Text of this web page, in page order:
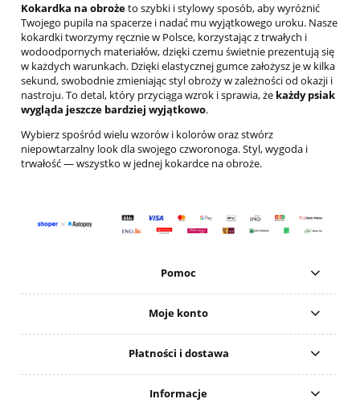
Kokardka na obrożeto szybki i stylowy sposób, aby wyróżnić
Twojego pupila na spacerze i nadać mu wyjątkowego uroku. Nasze
kokardki tworzymy ręcznie w Polsce, korzystając z trwałych i
wodoodpornych materiałów, dzięki czemu świetnie prezentują się
w każdych warunkach. Dzięki elastycznej gumce założysz je w kilka
sekund, swobodnie zmieniając styl obroży w zależności od okazji i
nastroju. To detal, który przyciąga wzrok i sprawia, że każdy psiak
wygląda jeszcze bardziej wyjątkowo.
Wybierz spośród wielu wzorów i kolorów oraz stwórz
niepowtarzalny look dla swojego czworonoga. Styl, wygoda i
trwałość — wszystko w jednej kokardce na obroże.
Pomoc
Moje konto
Płatności i dostawa
Informacje